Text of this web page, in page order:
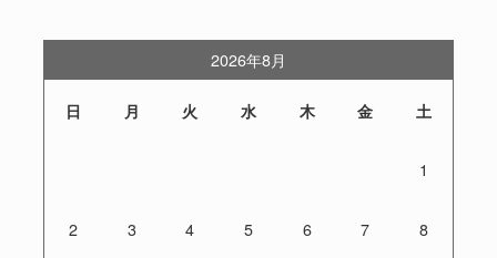
2026年8月
日 月 火 水 木 金 土
1
2 3 4 5 6 7 8